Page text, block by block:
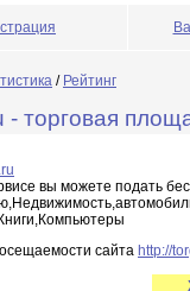
/ Рейтинг
- торговая
вы можете подать
сайта http://